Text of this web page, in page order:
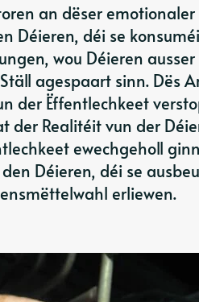
an dëser
Déieren, déi se
wou Déieren
agespaart sinn. Dës
der Ëffentlechkeet
der Realitéit vun der
ewechgeholl
Déieren, déi se
erliewen.